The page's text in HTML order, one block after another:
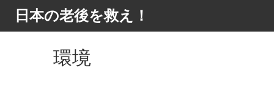
日本の老後を救え！
環境